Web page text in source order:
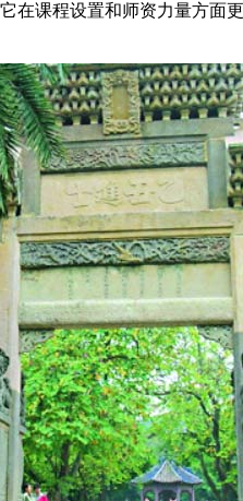
在课程设置和师资力量方